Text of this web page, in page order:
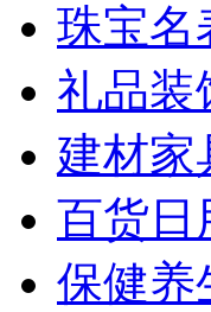
珠宝名
礼品装
建材家
百货日
保健养